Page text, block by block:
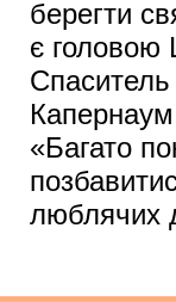
берегти
є
Спаситель
«Багато
люблячих